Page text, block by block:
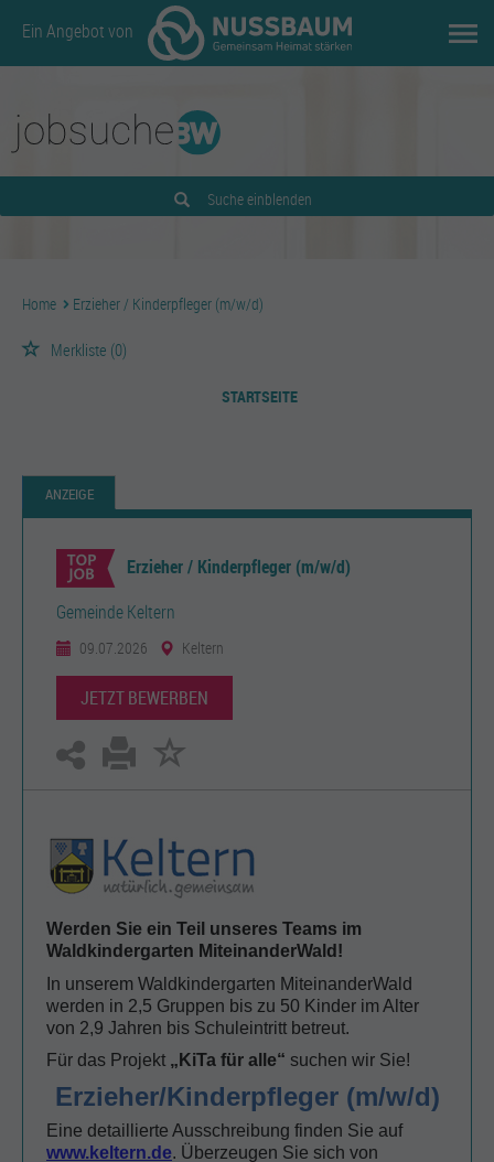
Ein Angebot von
Suche einblenden
Home Erzieher / Kinderpfleger (m/w/d)
Merkliste (0)
STARTSEITE
ANZEIGE
Erzieher / Kinderpfleger (m/w/d)
Gemeinde Keltern
09.07.2026 Keltern
JETZT BEWERBEN